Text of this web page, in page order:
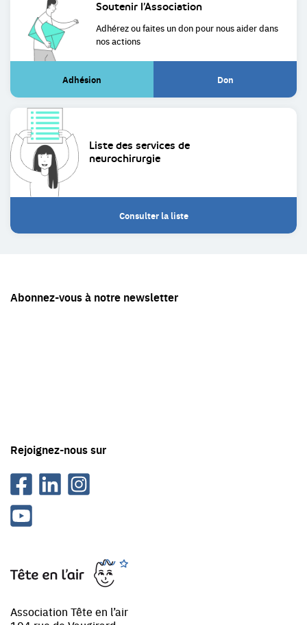
Soutenir l’Association
Adhérez ou faites un don pour nous aider dans
nos actions
Adhésion
(Lien Don
(Lien
Liste des services de
neurochirurgie
Consulter la liste
Tête
en
Association Tête en l’air
Rejoignez-nous sur
FacebookLinkedinInstagram
Youtube
Abonnez-vous à notre newsletter